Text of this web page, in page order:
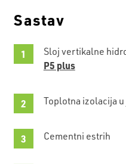
Sastav
Sloj vertikalne
P5 plus
Toplotna izolacija
Cementni estrih